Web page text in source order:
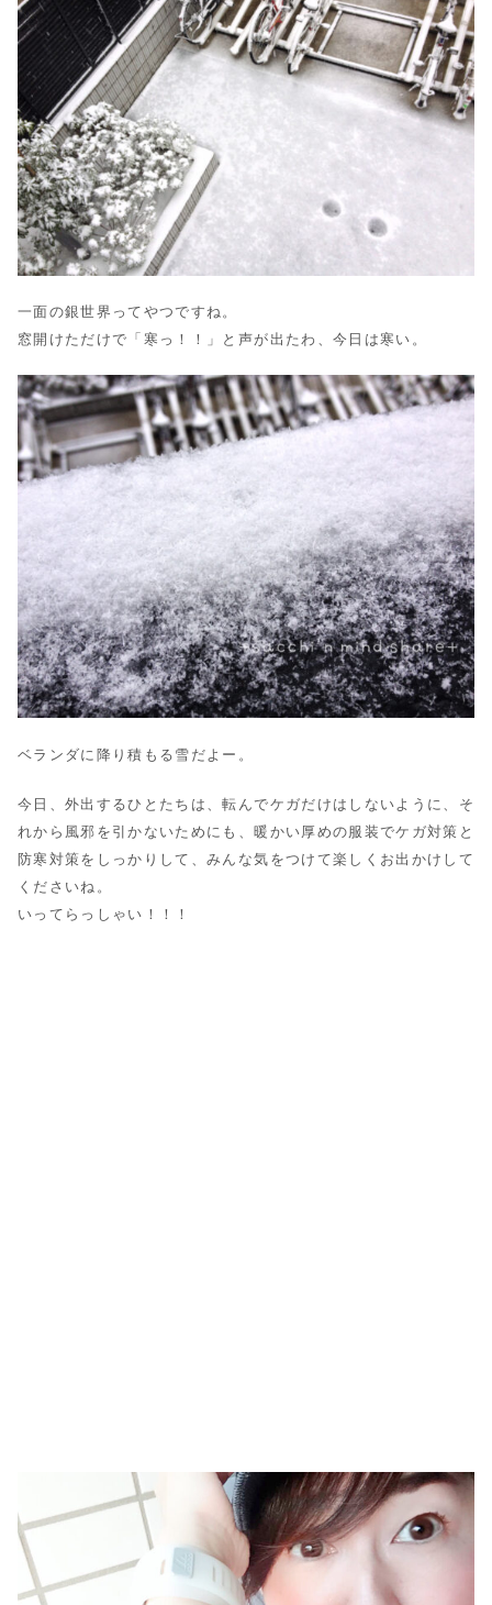
一面の銀世界ってやつですね。
窓開けただけで「寒っ！！」と声が出たわ、今日は寒い。
ベランダに降り積もる雪だよー。
今日、外出するひとたちは、転んでケガだけはしないように、そ
れから風邪を引かないためにも、暖かい厚めの服装でケガ対策と
防寒対策をしっかりして、みんな気をつけて楽しくお出かけして
くださいね。
いってらっしゃい！！！